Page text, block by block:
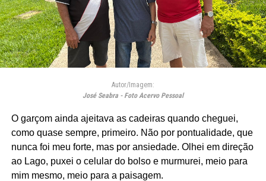
Autor/Imagem:
José Seabra - Foto Acervo Pessoal
O garçom ainda ajeitava as cadeiras quando cheguei,
como quase sempre, primeiro. Não por pontualidade, que
nunca foi meu forte, mas por ansiedade. Olhei em direção
ao Lago, puxei o celular do bolso e murmurei, meio para
mim mesmo, meio para a paisagem.